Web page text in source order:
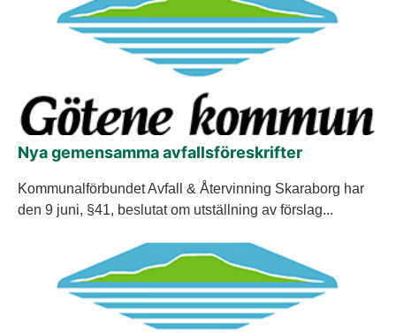
Nya gemensamma avfallsföreskrifter
Kommunalförbundet Avfall & Återvinning Skaraborg har
den 9 juni, §41, beslutat om utställning av förslag...